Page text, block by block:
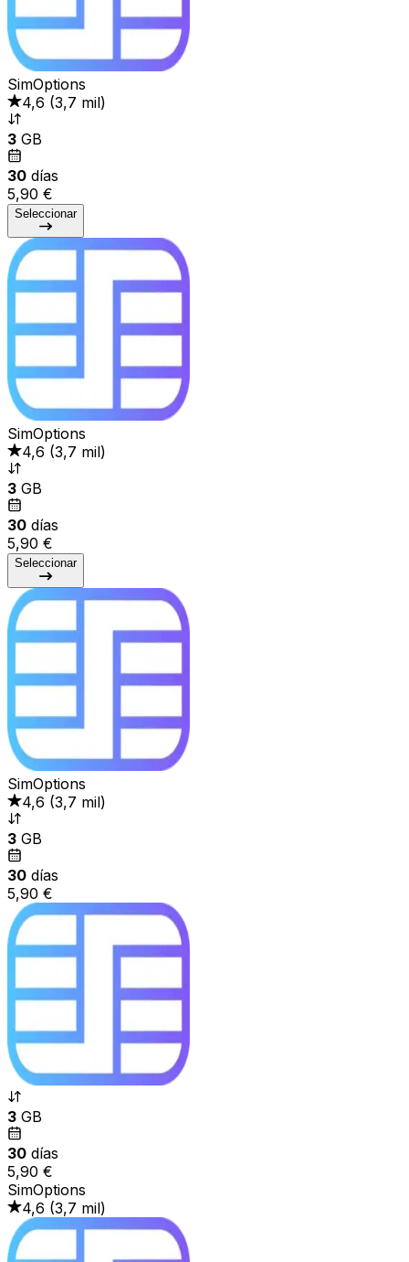
SimOptions
4,6 (3,7 mil)
3 GB
30 días
5,90 €
Seleccionar
SimOptions
4,6 (3,7 mil)
3 GB
30 días
5,90 €
Seleccionar
SimOptions
4,6 (3,7 mil)
3 GB
30 días
5,90 €
3 GB
30 días
5,90 €
SimOptions
4,6 (3,7 mil)